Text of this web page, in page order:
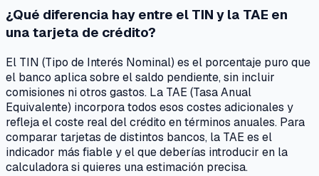
¿Qué diferencia hay entre el TIN y la TAE en
una tarjeta de crédito?
El TIN (Tipo de Interés Nominal) es el porcentaje puro que
el banco aplica sobre el saldo pendiente, sin incluir
comisiones ni otros gastos. La TAE (Tasa Anual
Equivalente) incorpora todos esos costes adicionales y
refleja el coste real del crédito en términos anuales. Para
comparar tarjetas de distintos bancos, la TAE es el
indicador más fiable y el que deberías introducir en la
calculadora si quieres una estimación precisa.